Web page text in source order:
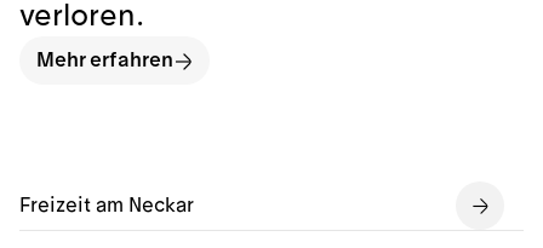
Freizeit am Neckar
verloren.
Mehr erfahren